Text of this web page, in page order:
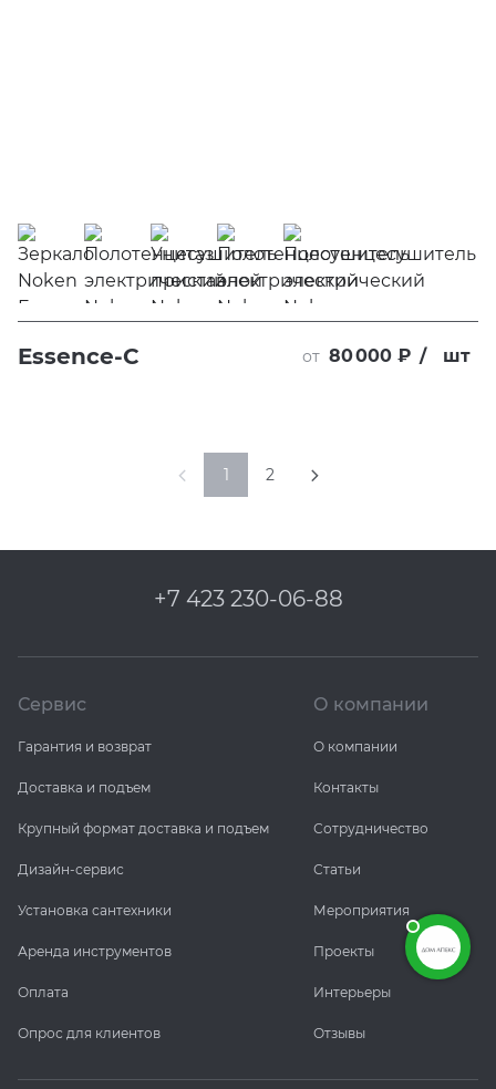
Essence-C от 80 000 ₽ / шт
1 2
+7 423 230-06-88
Сервис
Гарантия и возврат
Доставка и подъем
Крупный формат доставка и подъем
Дизайн-сервис
Установка сантехники
Аренда инструментов
Оплата
Опрос для клиентов
О компании
О компании
Контакты
Сотрудничество
Статьи
Мероприятия
Проекты
Интерьеры
Отзывы